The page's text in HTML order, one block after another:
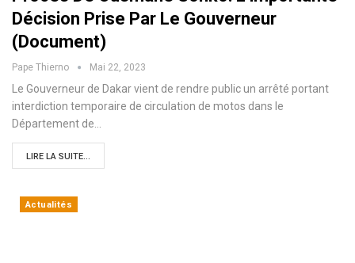
Décision Prise Par Le Gouverneur
(Document)
Pape Thierno Mai 22, 2023
Le Gouverneur de Dakar vient de rendre public un arrêté portant
interdiction temporaire de circulation de motos dans le
Département de…
LIRE LA SUITE...
Actualités